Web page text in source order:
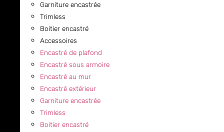
Garniture encastrée
Trimless
Boitier encastré
Accessoires
Encastré de plafond
Encastré sous armoire
Encastré au mur
Encastré extérieur
Garniture encastrée
Trimless
Boitier encastré